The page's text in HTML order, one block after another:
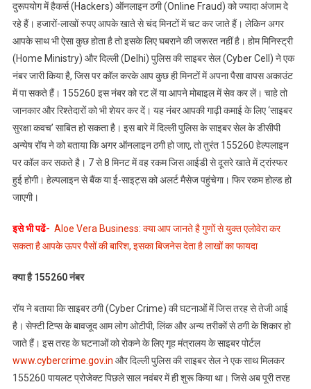
नंबर
पर
करें
फोन
दुरूपयोग में हैकर्स (Hackers) ऑनलाइन ठगी (Online Fraud) को ज्यादा अंजाम दे
रहे हैं। हजारों-लाखों रुपए आपके खाते से चंद मिनटों में चट कर जाते हैं। लेकिन अगर
आपके साथ भी ऐसा कुछ होता है तो इसके लिए घबराने की जरूरत नहीं है। होम मिनिस्ट्री
(Home Ministry) और दिल्ली (Delhi) पुलिस की साइबर सेल (Cyber Cell) ने एक
नंबर जारी किया है, जिस पर कॉल करके आप कुछ ही मिनटों में अपना पैसा वापस अकाउंट
में पा सकते हैं। 155260 इस नंबर को रट लें या आपने मोबाइल में सेव कर लें। चाहे तो
जानकार और रिश्तेदारों को भी शेयर कर दें। यह नंबर आपकी गाढ़ी कमाई के लिए ‘साइबर
सुरक्षा कवच’ साबित हो सकता है। इस बारे में दिल्ली पुलिस के साइबर सेल के डीसीपी
अन्येष रॉय ने को बताया कि अगर ऑनलाइन ठगी हो जाए, तो तुरंत 155260 हेल्पलाइन
पर कॉल कर सकते है। 7 से 8 मिनट में वह रकम जिस आईडी से दूसरे खाते में ट्रांस्फर
हुई होगी। हेल्पलाइन से बैंक या ई-साइट्स को अलर्ट मैसेज पहुंचेगा। फिर रकम होल्ड हो
जाएगी।
इसे भी पढें- Aloe Vera Business: क्या आप जानते है गुणों से युक्त एलोवेरा कर
सकता है आपके ऊपर पैसों की बारिश, इसका बिजनेस देता है लाखों का फायदा
क्या है 155260 नंबर
रॉय ने बताया कि साइबर ठगी (Cyber Crime) की घटनाओं में जिस तरह से तेजी आई
है। सेफ्टी टिप्स के बावजूद आम लोग ओटीपी, लिंक और अन्य तरीकों से ठगी के शिकार हो
जाते हैं। इस तरह के घटनाओं को रोकने के लिए गृह मंत्रालय के साइबर पोर्टल
www.cybercrime.gov.in और दिल्ली पुलिस की साइबर सेल ने एक साथ मिलकर
155260 पायलट प्रोजेक्ट पिछले साल नवंबर में ही शुरू किया था। जिसे अब पूरी तरह